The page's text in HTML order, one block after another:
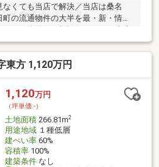
くても当店で解決／当店は桑名
の流通物件の大半を最・新・情・
コミュニティバス「天神ケ丘」停
築条件ないためお好みのハウスメ
管あり※写真をクリックすると、
＝＝＝＝＝＝＝＝＝＝＝＝＝＝＝
疑問にお答えします！どんな費用が
します。＝＝＝＝＝＝＝＝＝＝＝
＝
東方 1,120万円
1,120万円
（坪単価:-）
土地面積266.81m2
用途地域１種低層
建ぺい率60%
容積率100%
建築条件なし